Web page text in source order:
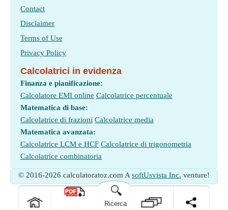
Contact
Disclaimer
Terms of Use
Privacy Policy
Calcolatrici in evidenza
Finanza e pianificazione:
Calcolatore EMI online Calcolatrice percentuale
Matematica di base:
Calcolatrice di frazioni Calcolatrice media
Matematica avanzata:
Calcolatrice LCM e HCF Calcolatrice di trigonometria
Calcolatrice combinatoria
© 2016-2026 calculatoratoz.com A softUsvista Inc. venture!
🔍
Ricerca